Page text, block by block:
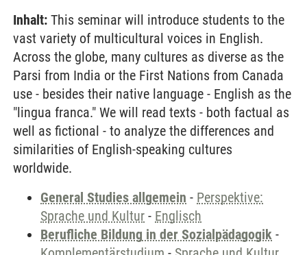
Inhalt: This seminar will introduce students to the
vast variety of multicultural voices in English.
Across the globe, many cultures as diverse as the
Parsi from India or the First Nations from Canada
use - besides their native language - English as the
"lingua franca." We will read texts - both factual as
well as fictional - to analyze the differences and
similarities of English-speaking cultures
worldwide.
General Studies allgemein - Perspektive:
Sprache und Kultur - Englisch
Berufliche Bildung in der Sozialpädagogik -